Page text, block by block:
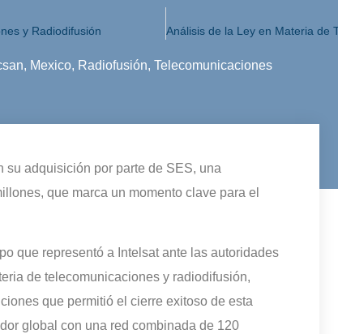
y Radiodifusión
, Mexico, Radiofusión, Telecomunicaciones
su adquisición por parte de SES, una
que marca un momento clave para el
que representó a Intelsat ante las autoridades
de telecomunicaciones y radiodifusión,
que permitió el cierre exitoso de esta
global con una red combinada de 120